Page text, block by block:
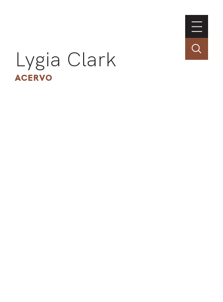
Lygia Clark
ACERVO